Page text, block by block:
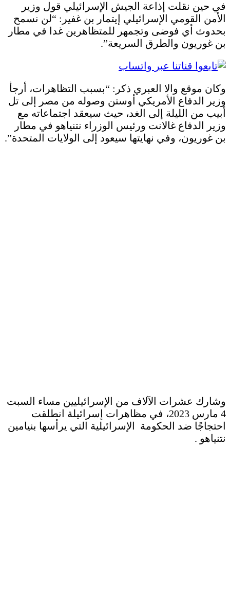
في حين نقلت إذاعة الجيش الإسرائيلي قول وزير
الأمن القومي الإسرائيلي إيتمار بن غفير: “لن نسمح
بحدوث أي فوضى وتجمهر للمتظاهرين غدا في مطار
بن غوريون والطرق السريعة”.
وكان موقع والا العبري ذكر: “بسبب التظاهرات، أرجأ
وزير الدفاع الأمريكي أوستن وصوله من مصر إلى تل
أبيب من الليلة إلى الغد، حيث سيعقد اجتماعاته مع
وزير الدفاع غالانت ورئيس الوزراء نتنياهو في مطار
بن غوريون، وفي نهايتها سيعود إلى الولايات المتحدة”.
وشارك عشرات الآلاف من الإسرائيليين مساء السبت
4 مارس 2023، في مظاهرات إسرائيلة انطلقت
احتجاجًا ضد الحكومة الإسرائيلية التي يرأسها بنيامين
نتنياهو .